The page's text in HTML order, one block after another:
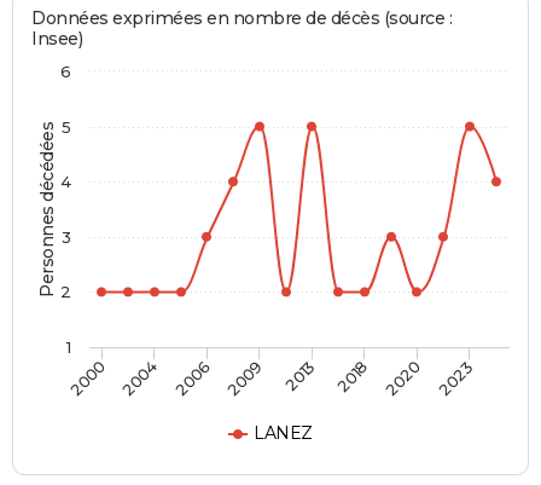
Personnes décédées
Données exprimées en nombre de décès (source :
Insee)
LANEZ
2000 2004 2006 2009 2013 2018 2020 2023
1
2
3
4
5
6